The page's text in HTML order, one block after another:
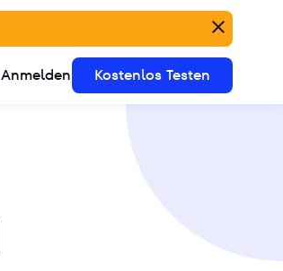
Anmelden Kostenlos Testen